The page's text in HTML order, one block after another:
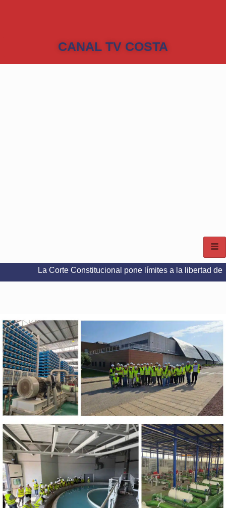
CANAL TV COSTA
Constitucional pone límites a la libertad de expresión